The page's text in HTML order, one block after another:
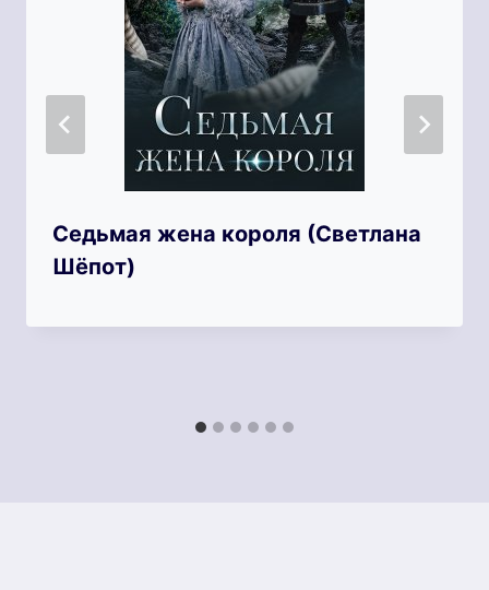
Седьмая жена короля (Светлана
Шёпот)